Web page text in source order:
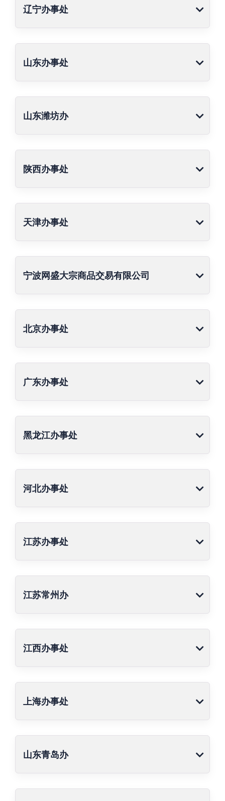
辽宁办事处
山东办事处
山东潍坊办
陕西办事处
天津办事处
宁波网盛大宗商品交易有限公司
北京办事处
广东办事处
黑龙江办事处
河北办事处
江苏办事处
江苏常州办
江西办事处
上海办事处
山东青岛办